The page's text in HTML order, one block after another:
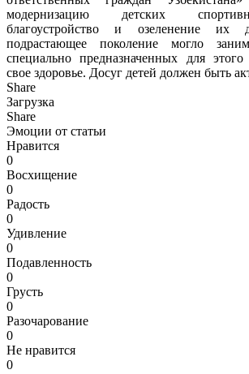
модернизацию детских
благоустройство и озеленение их
подрастающее поколение могло
специально предназначенных для этого
свое здоровье. Досуг детей должен быть
Share
Загрузка
Share
Эмоции от статьи
Нравится
0
Восхищение
0
Радость
0
Удивление
0
Подавленность
0
Грусть
0
Разочарование
0
Не нравится
0